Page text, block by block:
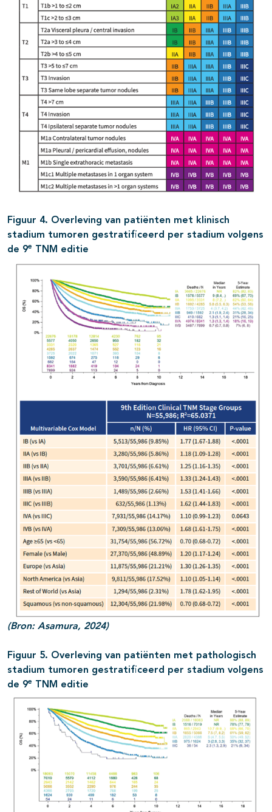
Figuur 4. Overleving van patiënten met klinisch
stadium tumoren gestratificeerd per stadium volgens
de 9e TNM editie
(Bron: Asamura, 2024)
Figuur 5. Overleving van patiënten met pathologisch
stadium tumoren gestratificeerd per stadium volgens
de 9e TNM editie